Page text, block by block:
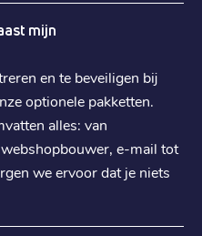
mijn
en te beveiligen bij
optionele pakketten.
alles: van
e-mail tot
we ervoor dat je niets